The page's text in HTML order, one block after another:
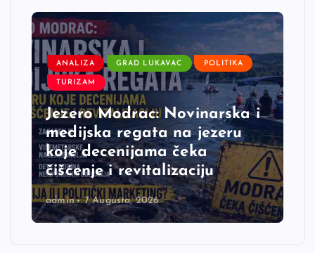
ANALIZA GRAD LUKAVAC POLITIKA
TURIZAM
Jezero Modrac: Novinarska i
medijska regata na jezeru
koje decenijama čeka
čišćenje i revitalizaciju
admin 7 Augusta, 2026